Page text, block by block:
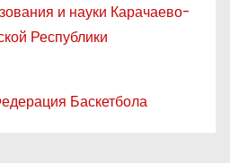
и науки Карачаево-
Республики
Баскетбола